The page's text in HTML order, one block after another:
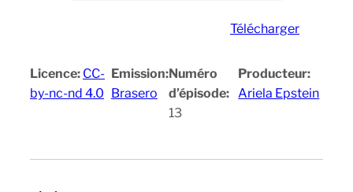
Télécharger
Licence: CC-
by-nc-nd 4.0
Emission:
Brasero
Numéro
d’épisode:
13
Producteur:
Ariela Epstein